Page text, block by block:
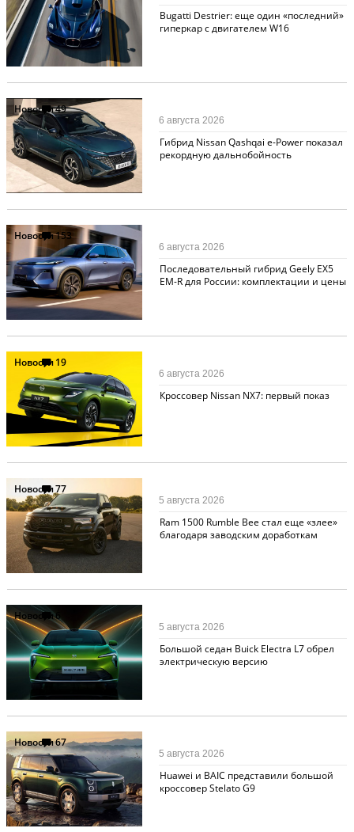
Bugatti Destrier: еще один «последний»
гиперкар с двигателем W16
Новости49
Гибрид Nissan Qashqai e-Power показал
рекордную дальнобойность
6 августа 2026
Новости153
Последовательный гибрид Geely EX5
EM-R для России: комплектации и цены
6 августа 2026
Новости19
Кроссовер Nissan NX7: первый показ
6 августа 2026
Новости77
Ram 1500 Rumble Bee стал еще «злее»
благодаря заводским доработкам
5 августа 2026
Новости6
Большой седан Buick Electra L7 обрел
электрическую версию
5 августа 2026
Новости67
Huawei и BAIC представили большой
кроссовер Stelato G9
5 августа 2026